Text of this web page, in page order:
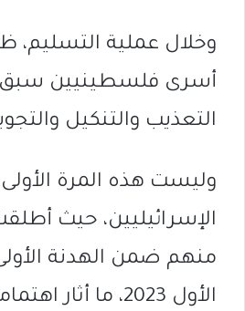
وخلال عملية التسليم،
أسرى فلسطينيين سبق
التعذيب والتنكيل
وليست هذه المرة
منهم ضمن الهدنة
الأول 2023، ما